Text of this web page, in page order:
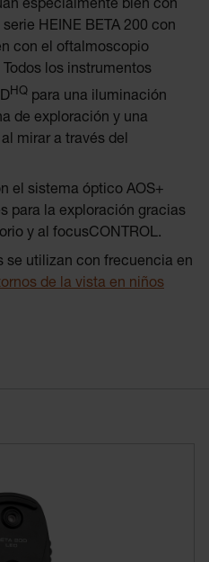
especialmente bien con
HEINE BETA 200 con
con el oftalmoscopio
los instrumentos
HQ para una iluminación
de exploración y una
mirar a través del
el sistema óptico AOS+
para la exploración gracias
y al focusCONTROL.
se utilizan con frecuencia en
de la vista en niños